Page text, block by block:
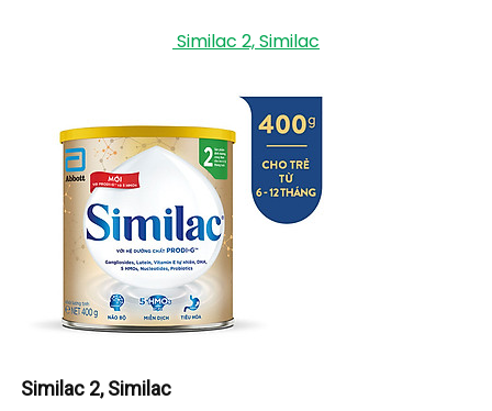
Similac 2, Similac
Similac 2, Similac